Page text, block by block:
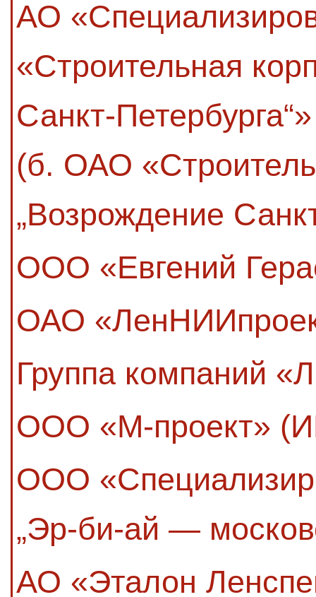
АО
«Строительная
Санкт-Петербурга“»
(б. ОАО
„Возрождение
ООО «Евгений
ОАО
Группа компаний
ООО «М-проект»
ООО
„Эр-би-ай —
АО «Эталон